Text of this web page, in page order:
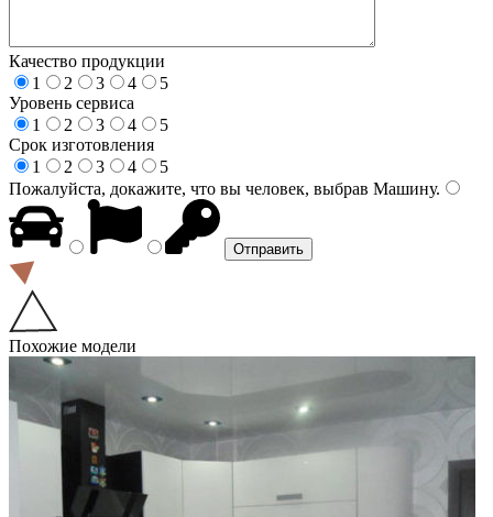
Качество продукции
1
2 3 4
5
Уровень сервиса
1
2 3 4
5
Срок изготовления
1
2 3 4
5
Пожалуйста, докажите, что вы человек, выбрав Машину.
Похожие модели